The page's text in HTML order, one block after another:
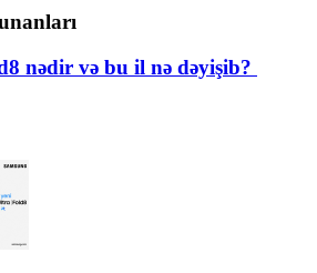
nədir və bu il nə dəyişib?